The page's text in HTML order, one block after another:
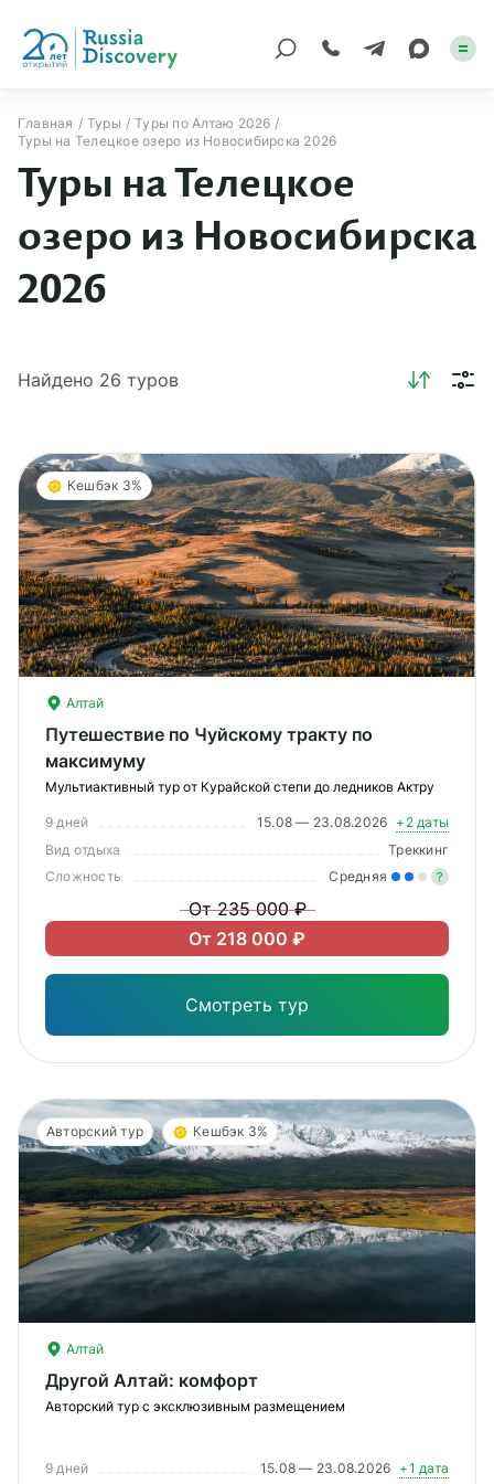
Регионы
Корпоративные
О компании
Журнал
Сертификаты
Подписаться
Пн-Пт:10:00–20:00
Главная Туры
Туры по Алтаю 2026
Туры на Телецкое озеро из Новосибирска 2026
Туры на Телецкое
озеро из Новосибирска
2026
Найдено 26 туров
Кешбэк 3%
Алтай
Путешествие по Чуйскому тракту по
максимуму
Мультиактивный тур от Курайской степи до ледников Актру
9 дней 15.08 — 23.08.2026 +2 даты
Вид отдыха
Треккинг
Сложность
Средняя ?
От 235 000 ₽
От 218 000 ₽
Смотреть тур
Авторский тур Кешбэк 3%
Алтай
Другой Алтай: комфорт
Авторский тур с эксклюзивным размещением
9 дней 15.08 — 23.08.2026 +1 дата